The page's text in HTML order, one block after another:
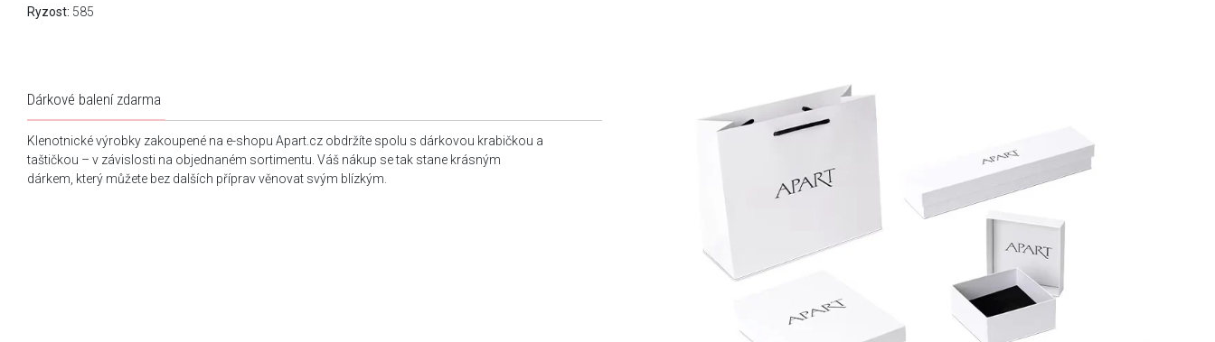
Ryzost: 585
Dárkové balení zdarma
Klenotnické výrobky zakoupené na e-shopu Apart.cz obdržíte spolu s dárkovou krabičkou a
taštičkou – v závislosti na objednaném sortimentu. Váš nákup se tak stane krásným
dárkem, který můžete bez dalších příprav věnovat svým blízkým.